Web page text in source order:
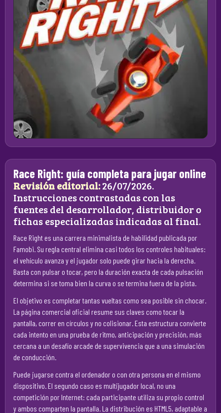
Race Right: guía completa para jugar online
Revisión editorial:26/07/2026.
Instrucciones contrastadas con las
fuentes del desarrollador, distribuidor o
fichas especializadas indicadas al final.
Race Right es una carrera minimalista de habilidad publicada por
Famobi. Su regla central elimina casi todos los controles habituales:
el vehículo avanza y el jugador solo puede girar hacia la derecha.
Basta con pulsar o tocar, pero la duración exacta de cada pulsación
determina si se toma bien la curva o se termina fuera de la pista.
El objetivo es completar tantas vueltas como sea posible sin chocar.
La página comercial oficial resume sus claves como tocar la
pantalla, correr en círculos y no colisionar. Esta estructura convierte
cada intento en una prueba de ritmo, anticipación y precisión, más
cercana a un desafío arcade de supervivencia que a una simulación
de conducción.
Puede jugarse contra el ordenador o con otra persona en el mismo
dispositivo. El segundo caso es multijugador local, no una
competición por Internet: cada participante utiliza su propio control
y ambos comparten la pantalla. La distribución es HTML5, adaptable a